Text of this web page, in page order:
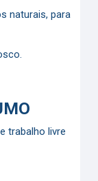
naturais, para
trabalho livre